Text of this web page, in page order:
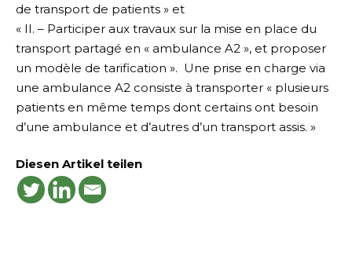
de transport de patients » et
« II. – Participer aux travaux sur la mise en place du
transport partagé en « ambulance A2 », et proposer
un modèle de tarification ». Une prise en charge via
une ambulance A2 consiste à transporter « plusieurs
patients en même temps dont certains ont besoin
d’une ambulance et d’autres d’un transport assis. »
Diesen Artikel teilen